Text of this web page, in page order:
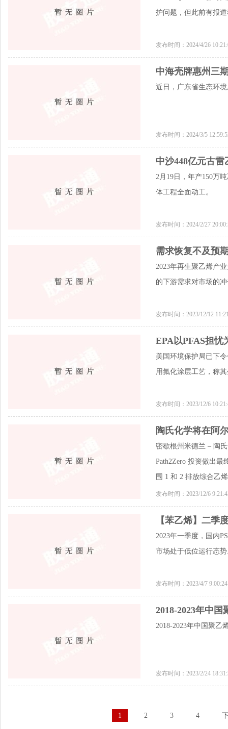
护问题，但此前有报
发布时间：2024/4/26
中海壳牌惠州三
近日，广东省生态环
发布时间：2024/3/5
中沙448亿元古
2月19日，年产150万
体工程全面动工。
发布时间：2024/2/27
需求恢复不及预
2023年再生聚乙烯产
的下游需求对市场的
发布时间：2023/12/12
EPA以PFAS担忧
美国环境保护局已下
用氟化涂层工艺，称
发布时间：2023/12/6
陶氏化学将在阿
密歇根州米德兰 – 陶
Path2Zero 投资做出
围 1 和 2 排放综合乙
发布时间：2023/12/6
【苯乙烯】二季
2023年一季度，国内
市场处于低位运行态
发布时间：2023/4/7
2018-2023年中
2018-2023年中国聚乙
发布时间：2023/2/24
1 2 3 4